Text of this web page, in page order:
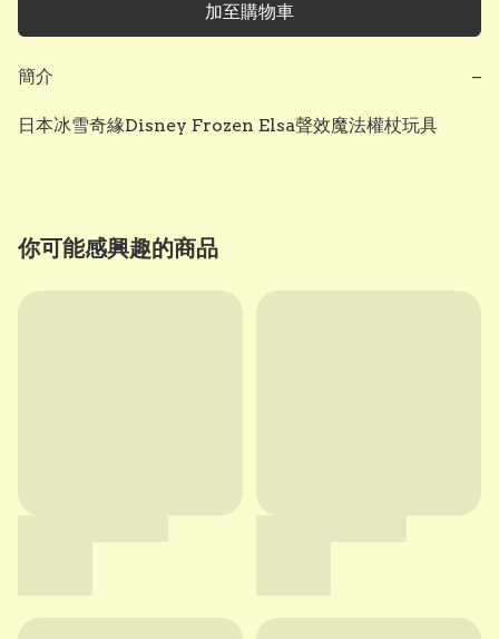
加至購物車
簡介 −
日本冰雪奇緣Disney Frozen Elsa聲效魔法權杖玩具
你可能感興趣的商品